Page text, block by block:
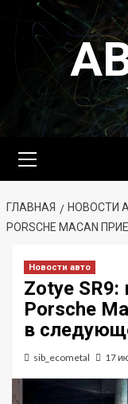
Перейти
содержимому
меню
ГЛАВНАЯ НОВОСТИ
PORSCHE MACAN
Новости авто
Zotye SR9:
Porsche
в
sib_ecometal 17